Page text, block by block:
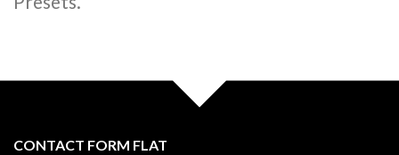
CONTACT FORM FLAT